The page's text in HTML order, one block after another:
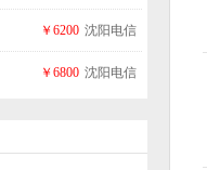
沈阳电信
￥6200
沈阳电信
￥6800